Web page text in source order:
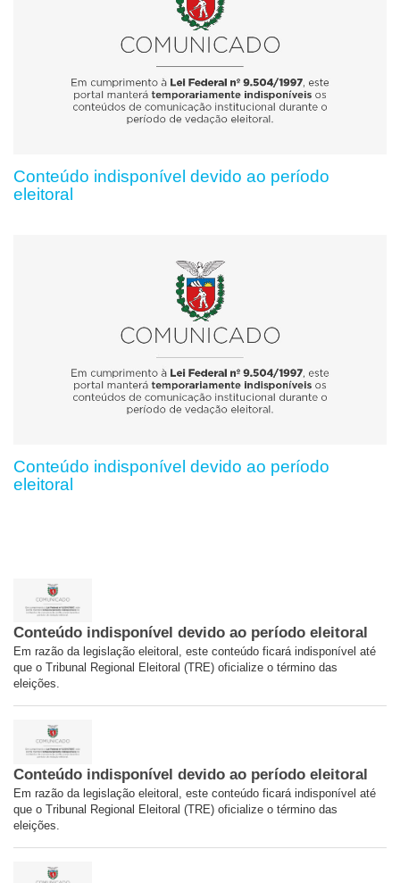
Conteúdo indisponível devido ao período
eleitoral
Conteúdo indisponível devido ao período
eleitoral
Conteúdo indisponível devido ao período eleitoral
Em razão da legislação eleitoral, este conteúdo ficará indisponível até
que o Tribunal Regional Eleitoral (TRE) oficialize o término das
eleições.
Conteúdo indisponível devido ao período eleitoral
Em razão da legislação eleitoral, este conteúdo ficará indisponível até
que o Tribunal Regional Eleitoral (TRE) oficialize o término das
eleições.